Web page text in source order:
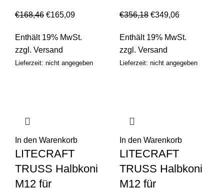
€168,46 €165,09
Enthält 19% MwSt.
zzgl. Versand
Lieferzeit: nicht angegeben
€356,18 €349,06
Enthält 19% MwSt.
zzgl. Versand
Lieferzeit: nicht angegeben
In den Warenkorb
LITECRAFT
TRUSS Halbkoni
M12 für
In den Warenkorb
LITECRAFT
TRUSS Halbkoni
M12 für